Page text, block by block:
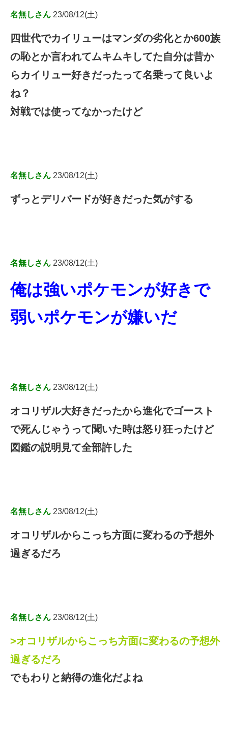
名無しさん 23/08/12(土)
四世代でカイリューはマンダの劣化とか600族
の恥とか言われてムキムキしてた自分は昔か
らカイリュー好きだったって名乗って良いよ
ね？
対戦では使ってなかったけど
名無しさん 23/08/12(土)
ずっとデリバードが好きだった気がする
名無しさん 23/08/12(土)
俺は強いポケモンが好きで
弱いポケモンが嫌いだ
名無しさん 23/08/12(土)
オコリザル大好きだったから進化でゴースト
で死んじゃうって聞いた時は怒り狂ったけど
図鑑の説明見て全部許した
名無しさん 23/08/12(土)
オコリザルからこっち方面に変わるの予想外
過ぎるだろ
名無しさん 23/08/12(土)
>オコリザルからこっち方面に変わるの予想外
過ぎるだろ
でもわりと納得の進化だよね